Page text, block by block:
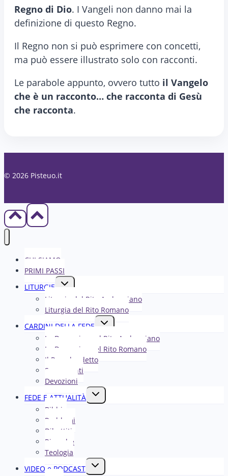
Regno di Dio. I Vangeli non danno mai la
definizione di questo Regno.
Il Regno non si può esprimere con concetti,
ma può essere illustrato solo con racconti.
Le parabole appunto, ovvero tutto il Vangelo
che è un racconto… che racconta di Gesù
che racconta.
© 2026 Pisteuo.it
CHI SIAMO
PRIMI PASSI
LITURGIE
Alterna
figlio
Liturgia del Rito Ambrosiano
Liturgia del Rito Romano
CARDINI DELLA FEDE
Alterna
figlio
La Domenica nel R​​​​​​ito Ambrosiano
La Domenica nel Rito Romano
Il Papa ha detto
Sacramenti
Devozioni
FEDE E ATTUALITÀ
Alterna
menu
Bibbia
Problemi
Dibattiti
Ricerche
Teologia
VIDEO e PODCAST
Alterna
menu